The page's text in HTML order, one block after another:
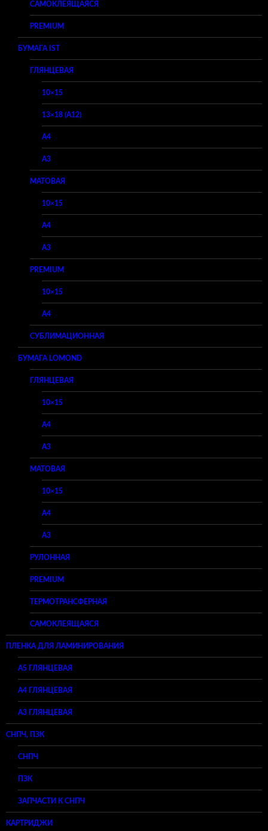
САМОКЛЕЯЩАЯСЯ
PREMIUM
БУМАГА IST
ГЛЯНЦЕВАЯ
10×15
13×18 (A12)
A4
A3
МАТОВАЯ
10×15
A4
A3
PREMIUM
10×15
A4
СУБЛИМАЦИОННАЯ
БУМАГА LOMOND
ГЛЯНЦЕВАЯ
10×15
A4
A3
МАТОВАЯ
10×15
A4
A3
РУЛОННАЯ
PREMIUM
ТЕРМОТРАНСФЕРНАЯ
САМОКЛЕЯЩАЯСЯ
ПЛЕНКА ДЛЯ ЛАМИНИРОВАНИЯ
A5 ГЛЯНЦЕВАЯ
А4 ГЛЯНЦЕВАЯ
A3 ГЛЯНЦЕВАЯ
СНПЧ, ПЗК
СНПЧ
ПЗК
ЗАПЧАСТИ К СНПЧ
КАРТРИДЖИ